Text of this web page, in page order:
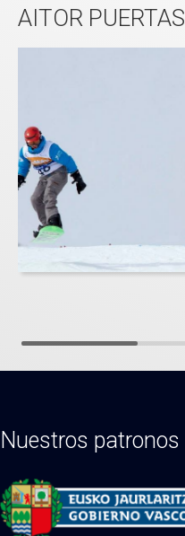
AITOR PUERTAS
Nuestros patronos